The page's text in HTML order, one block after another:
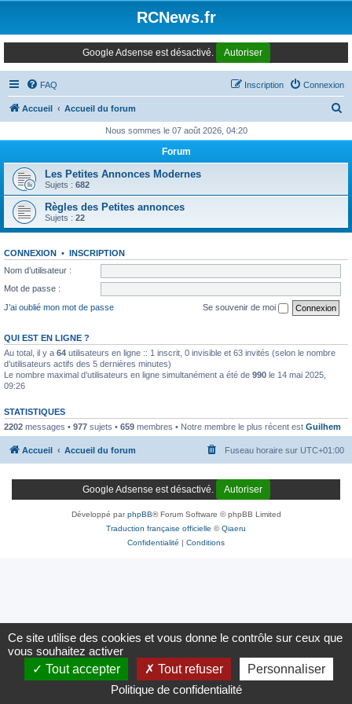
RCNews.fr
Google Adsense est désactivé. Autoriser
FAQ Connexion
Inscription
Accueil Accueil du forum
h
e
Nous sommes le 07 août 2026, 04:20
Forum
Les Petites Annonces Modernes
Sujets : 682
Règles des Petites annonces
Sujets : 22
CONNEXION • INSCRIPTION
Nom d’utilisateur :
Mot de passe :
J’ai oublié mon mot de passe
Se souvenir de moi
QUI EST EN LIGNE ?
Au total, il y a 64 utilisateurs en ligne :: 1 inscrit, 0 invisible et 63 invités (selon le nombre
d’utilisateurs actifs des 5 dernières minutes)
Le nombre maximal d’utilisateurs en ligne simultanément a été de 990 le 14 mai 2025,
09:26
STATISTIQUES
2202 messages • 977 sujets • 659 membres • Notre membre le plus récent est Guilhem
Accueil Accueil du forum Fuseau horaire sur UTC+01:00
Google Adsense est désactivé. Autoriser
Développé parphpBB® Forum Software © phpBB Limited
Traduction française officielle ©Qiaeru
Confidentialité | Conditions
Panneau de gestion des cookies
Ce site utilise des cookies et vous donne le contrôle sur ceux que
vous souhaitez activer
Tout accepter
Tout refuser
Personnaliser
Politique de confidentialité